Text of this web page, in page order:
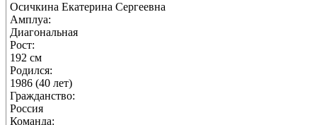
Осичкина Екатерина Сергеевна
Амплуа:
Диагональная
Рост:
192 см
Родился:
1986 (40 лет)
Гражданство:
Россия
Команда: